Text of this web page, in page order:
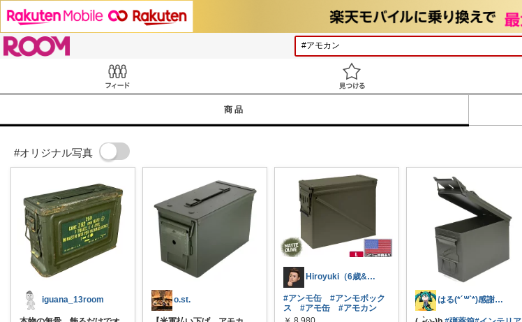
商品
#オリジナル写真
iguana_13room o.st.
Hiroyuki（6歳&4歳女子の父)
#アンモ缶
#アンモボック
ス
#アモ缶
#アモカン
はる(*´꒳`*)感謝です★